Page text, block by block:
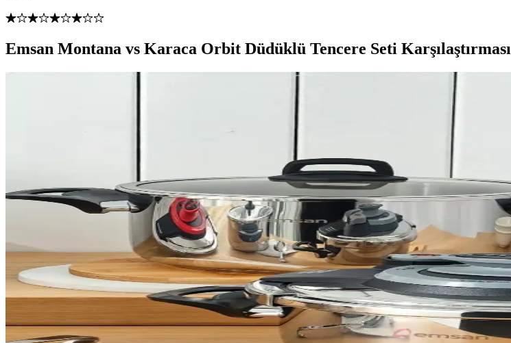
Emsan Montana vs Karaca Orbit Düdüklü Tencere Seti Karşılaştırması